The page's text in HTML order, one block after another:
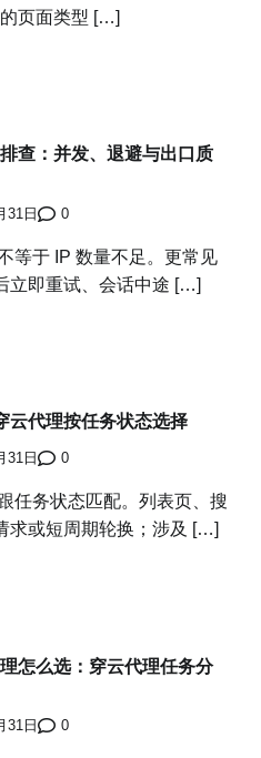
页面类型 […]
查：并发、退避与出口质
31日 0
等于 IP 数量不足。更常见
立即重试、会话中途 […]
云代理按任务状态选择
31日 0
任务状态匹配。列表页、搜
求或短周期轮换；涉及 […]
怎么选：穿云代理任务分
31日 0